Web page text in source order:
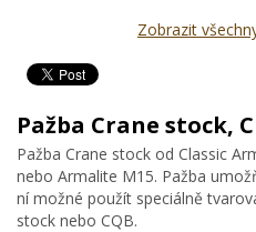
Zobrazit
Pažba Crane stock,
Pažba Crane stock od Classic
nebo Armalite M15. Pažba
ní možné použít speciálně
stock nebo CQB.